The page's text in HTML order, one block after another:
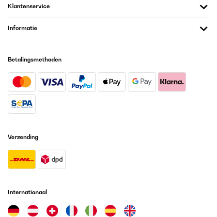
bassa... Soprattutto la notte... Perché è talmente potente che vi
Utente Amazon
Works fine, just wish the app had some litters production
statistics
leider undicht, was scheinbar vorkommen kann. Ich habe dann
bekommen, das Gerät zurückgeschickt und kostenlos ein
Neugerät erhalten. Auch dieses leistet sehr gute Arbeit. Sehr gute
Klantenservice
Informatie
Betalingsmethoden
Verzending
Internationaal